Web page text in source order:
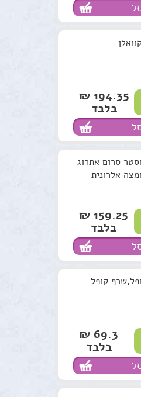
194.35 ₪
בלבד
סרום אתרוג
אלרונית
159.25 ₪
בלבד
קופל
69.3 ₪
בלבד